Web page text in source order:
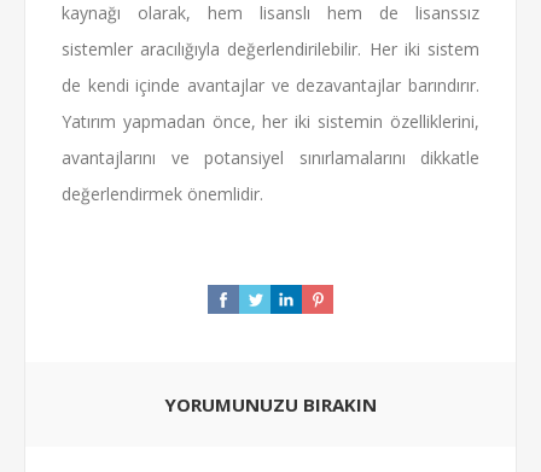
kaynağı olarak, hem lisanslı hem de lisanssız
sistemler aracılığıyla değerlendirilebilir. Her iki sistem
de kendi içinde avantajlar ve dezavantajlar barındırır.
Yatırım yapmadan önce, her iki sistemin özelliklerini,
avantajlarını ve potansiyel sınırlamalarını dikkatle
değerlendirmek önemlidir.
YORUMUNUZU BIRAKIN